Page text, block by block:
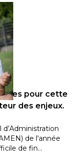
pour cette
des enjeux.
d’Administration
de l'année
de fin…